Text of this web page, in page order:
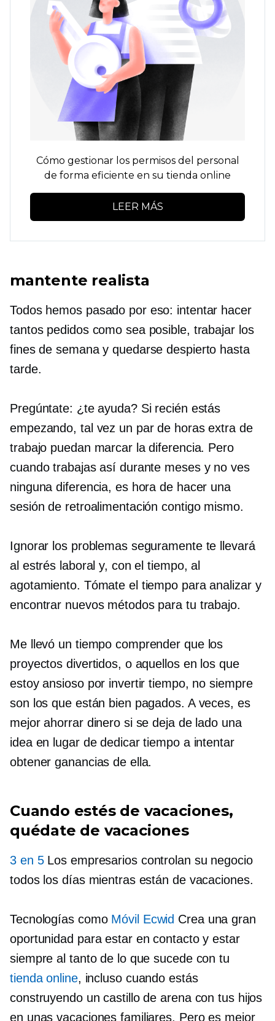
Cómo gestionar los permisos del personal
de forma eficiente en su tienda online
LEER MÁS
mantente realista
Todos hemos pasado por eso: intentar hacer
tantos pedidos como sea posible, trabajar los
fines de semana y quedarse despierto hasta
tarde.
Pregúntate: ¿te ayuda? Si recién estás
empezando, tal vez un par de horas extra de
trabajo puedan marcar la diferencia. Pero
cuando trabajas así durante meses y no ves
ninguna diferencia, es hora de hacer una
sesión de retroalimentación contigo mismo.
Ignorar los problemas seguramente te llevará
al estrés laboral y, con el tiempo, al
agotamiento. Tómate el tiempo para analizar y
encontrar nuevos métodos para tu trabajo.
Me llevó un tiempo comprender que los
proyectos divertidos, o aquellos en los que
estoy ansioso por invertir tiempo, no siempre
son los que están bien pagados. A veces, es
mejor ahorrar dinero si se deja de lado una
idea en lugar de dedicar tiempo a intentar
obtener ganancias de ella.
Cuando estés de vacaciones,
quédate de vacaciones
3 en 5Los empresarios controlan su negocio
todos los días mientras están de vacaciones.
Tecnologías como Móvil Ecwid Crea una gran
oportunidad para estar en contacto y estar
siempre al tanto de lo que sucede con tu
tienda online, incluso cuando estás
construyendo un castillo de arena con tus hijos
en unas vacaciones familiares. Pero es mejor